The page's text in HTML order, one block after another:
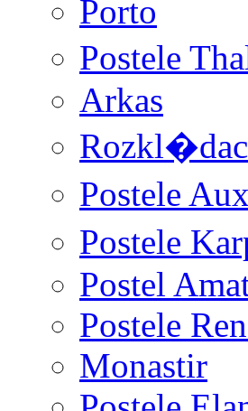
Porto
Postele
Arkas
Postele
Postele
Postel
Postele
Monastir